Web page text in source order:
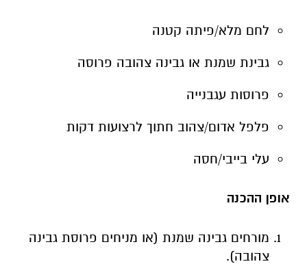
לחם מלא/פיתה קטנה
גבינת שמנת או גבינה צהובה פרוסה
פרוסות עגבנייה
פלפל אדום/צהוב חתוך לרצועות דקות
עלי בייבי/חסה
אופן ההכנה
מורחים גבינה שמנת (או מניחים פרוסת גבינה
צהובה).